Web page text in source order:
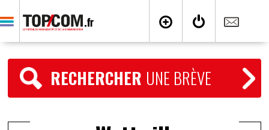
RECHERCHER UNE BRÈVE